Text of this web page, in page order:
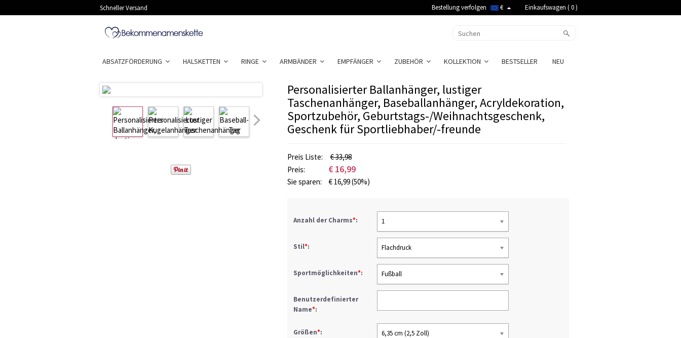
Schneller Versand Bestellung verfolgen € Einkaufswagen (0)
ABSATZFÖRDERUNG HALSKETTEN RINGE ARMBÄNDER EMPFÄNGER ZUBEHÖR KOLLEKTION BESTSELLER NEU
Personalisierter Ballanhänger, lustiger
Taschenanhänger, Baseballanhänger, Acryldekoration,
Sportzubehör, Geburtstags-/Weihnachtsgeschenk,
Geschenk für Sportliebhaber/-freunde
Preis Liste:
€ 33,98
Preis:
€ 16,99
Sie sparen: € 16,99(50%)
Anzahl der Charms*: 1
Stil*: Flachdruck
Sportmöglichkeiten*: Fußball
Benutzerdefinierter
Name*:
Größen*: 6,35 cm (2,5 Zoll)